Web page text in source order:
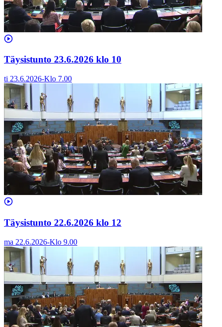
Täysistunto 23.6.2026 klo 10
ti 23.6.2026-Klo 7.00
Täysistunto 22.6.2026 klo 12
ma 22.6.2026-Klo 9.00